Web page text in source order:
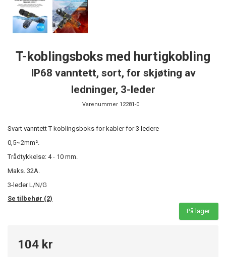
T-koblingsboks med hurtigkobling
IP68 vanntett, sort, for skjøting av
ledninger, 3-leder
Varenummer 12281-0
Svart vanntett T-koblingsboks for kabler for 3 ledere
0,5~2mm².
Trådtykkelse: 4 - 10 mm.
Maks. 32A.
3-leder L/N/G
Se tilbehør (2)
På lager.
104 kr